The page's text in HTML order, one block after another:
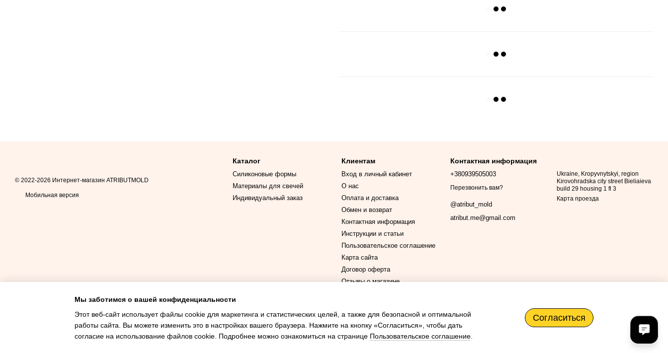
© 2022-2026 Интернет-магазин ATRIBUTMOLD
Мобильная версия
Каталог
Силиконовые формы
Материалы для свечей
Индивидуальный заказ
Клиентам
Вход в личный кабинет
О нас
Оплата и доставка
Обмен и возврат
Контактная информация
Инструкции и статьи
Пользовательское соглашение
Карта сайта
Договор оферта
Отзывы о магазине
Контактная информация
+380939505003
Перезвонить вам?
@atribut_mold
atribut.me@gmail.com
Ukraine, Kropyvnytskyi, region
Kirovohradska city street Bieliaieva
build 29 housing 1 fl 3
Карта проезда
Мы заботимся о вашей конфиденциальности
Этот веб-сайт использует файлы cookie для маркетинга и статистических целей, а также для безопасной и оптимальной
работы сайта. Вы можете изменить это в настройках вашего браузера. Нажмите на кнопку «Согласиться», чтобы дать
согласие на использование файлов cookie. Подробнее можно ознакомиться на странице Пользовательское соглашение
Согласиться